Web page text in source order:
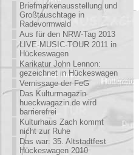
Briefmarkenausstellung und
Großtauschtage in
Radevormwald
Aus für den NRW-Tag 2013
LIVE-MUSIC-TOUR 2011 in
Hückeswagen
Karikatur John Lennon:
gezeichnet in Hückeswagen
Vernissage der FeG
Das Kulturmagazin
hueckwagazin.de wird
barrierefrei
Kulturhaus Zach kommt
nicht zur Ruhe
Das war: 35. Altstadtfest
Hückeswagen 2010